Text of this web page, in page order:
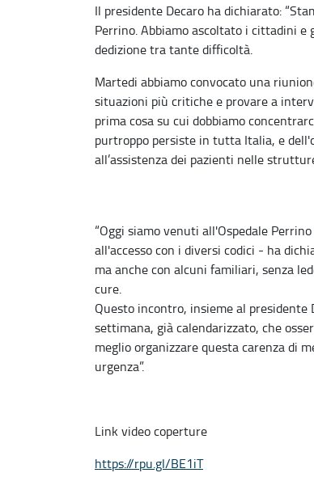
Il presidente Decaro ha dichiarato:
Perrino. Abbiamo ascoltato i cittadini
dedizione tra tante difficoltà.
Martedi abbiamo convocato una
situazioni più critiche e provare a
prima cosa su cui dobbiamo
purtroppo persiste in tutta Italia, e
all’assistenza dei pazienti nelle
“Oggi siamo venuti all'Ospedale
all'accesso con i diversi codici - ha
ma anche con alcuni familiari, senza
cure.
Questo incontro, insieme al presidente
settimana, già calendarizzato, che
meglio organizzare questa carenza di
urgenza”.
Link video coperture
https://rpu.gl/BE1iT